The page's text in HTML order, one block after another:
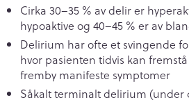
Cirka 30–35 % av delir er
hypoaktive og 40–45 % er av
Delirium har ofte et svingende
hvor pasienten tidvis kan
fremby manifeste symptomer
Såkalt terminalt delirium (under